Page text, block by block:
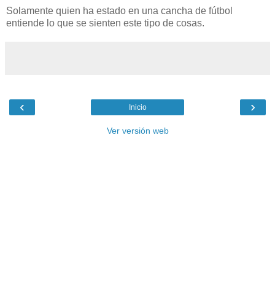
Solamente quien ha estado en una cancha de fútbol
entiende lo que se sienten este tipo de cosas.
‹ ›
Inicio
Ver versión web